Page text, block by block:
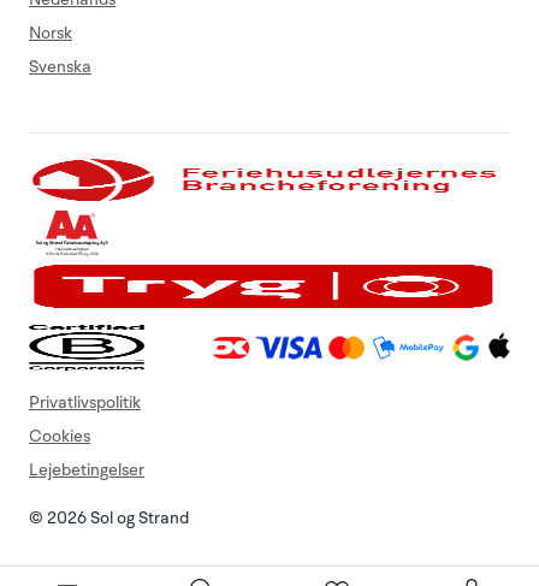
Norsk
Svenska
© 2026 Sol og Strand
Privatlivspolitik
Cookies
Lejebetingelser